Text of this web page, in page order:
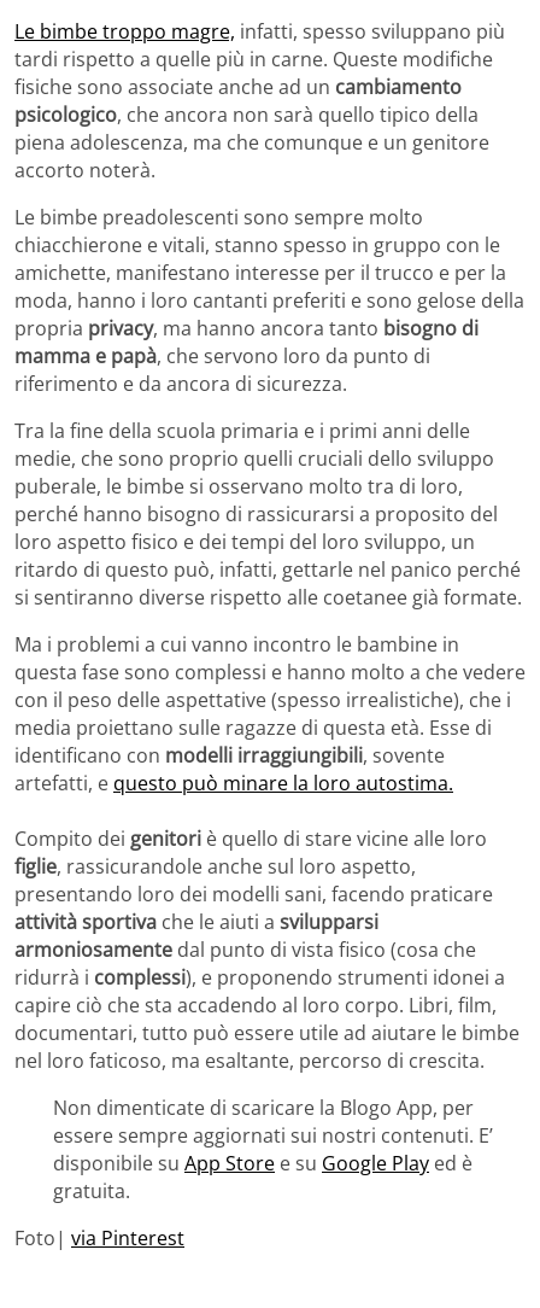
Le bimbe troppo magre, infatti, spesso sviluppano più
tardi rispetto a quelle più in carne. Queste modifiche
fisiche sono associate anche ad un cambiamento
psicologico, che ancora non sarà quello tipico della
piena adolescenza, ma che comunque e un genitore
accorto noterà.
Le bimbe preadolescenti sono sempre molto
chiacchierone e vitali, stanno spesso in gruppo con le
amichette, manifestano interesse per il trucco e per la
moda, hanno i loro cantanti preferiti e sono gelose della
propria privacy, ma hanno ancora tanto bisogno di
mamma e papà, che servono loro da punto di
riferimento e da ancora di sicurezza.
Tra la fine della scuola primaria e i primi anni delle
medie, che sono proprio quelli cruciali dello sviluppo
puberale, le bimbe si osservano molto tra di loro,
perché hanno bisogno di rassicurarsi a proposito del
loro aspetto fisico e dei tempi del loro sviluppo, un
ritardo di questo può, infatti, gettarle nel panico perché
si sentiranno diverse rispetto alle coetanee già formate.
Ma i problemi a cui vanno incontro le bambine in
questa fase sono complessi e hanno molto a che vedere
con il peso delle aspettative (spesso irrealistiche), che i
media proiettano sulle ragazze di questa età. Esse di
identificano con modelli irraggiungibili, sovente
artefatti, e questo può minare la loro autostima.
Compito dei genitori è quello di stare vicine alle loro
figlie, rassicurandole anche sul loro aspetto,
presentando loro dei modelli sani, facendo praticare
attività sportiva che le aiuti a svilupparsi
armoniosamente dal punto di vista fisico (cosa che
ridurrà i complessi), e proponendo strumenti idonei a
capire ciò che sta accadendo al loro corpo. Libri, film,
documentari, tutto può essere utile ad aiutare le bimbe
nel loro faticoso, ma esaltante, percorso di crescita.
Non dimenticate di scaricare la Blogo App, per
essere sempre aggiornati sui nostri contenuti. E’
disponibile su App Store e su Google Play ed è
gratuita.
Foto| via Pinterest